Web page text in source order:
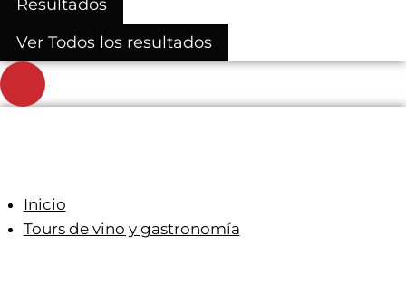
Resultados
Ver Todos los resultados
Inicio
Tours de vino y gastronomía